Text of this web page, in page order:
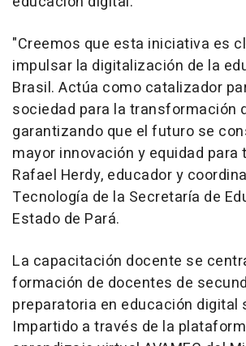
"Creemos que esta iniciativa es
impulsar la digitalización de la
Brasil. Actúa como catalizador
sociedad para la transformación
garantizando que el futuro se
mayor innovación y equidad para
Rafael Herdy, educador y
Tecnología de la Secretaría de
Estado de Pará.
La capacitación docente se
formación de docentes de
preparatoria en educación digital
Impartido a través de la